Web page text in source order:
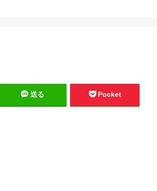
送る Pocket